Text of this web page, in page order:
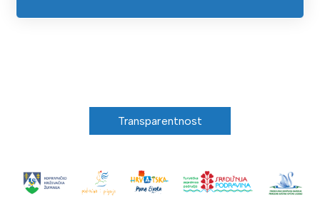
Transparentnost